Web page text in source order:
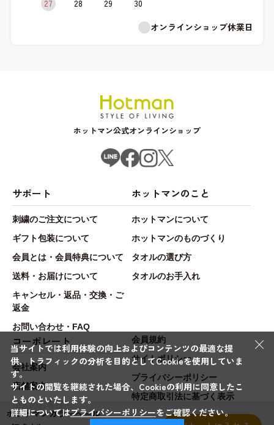
ホットマンカラーペール
27
28 29
30
オンラインショップ休業日
ホットマン公式オンラインショップ
サポート
刺繍のご注文について
ギフト包装について
会員とは・会員特典について
送料・お届けについて
キャンセル・返品・交換・ご
返金
お問い合わせ・FAQ
ホットマンのこと
ホットマンについて
ホットマンのものづくり
タオルの選び方
タオルのお手入れ
コーポレート
会社案内
店舗案内
法人のお客様へ
会員規約
サイトポリシー
プライバシーポリシー
特定商取引法に基づく表示
×
当サイトでは利用体験の向上およびコンテンツの最適な提
供、トラフィックの分析を目的としてCookieを使用していま
す。
サイトの閲覧を継続された場合、Cookieの利用に同意したこ
とものといたします。
詳細についてはプライバシーポリシーをご確認ください。